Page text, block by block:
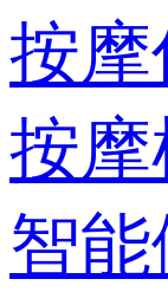
按摩
按摩
智